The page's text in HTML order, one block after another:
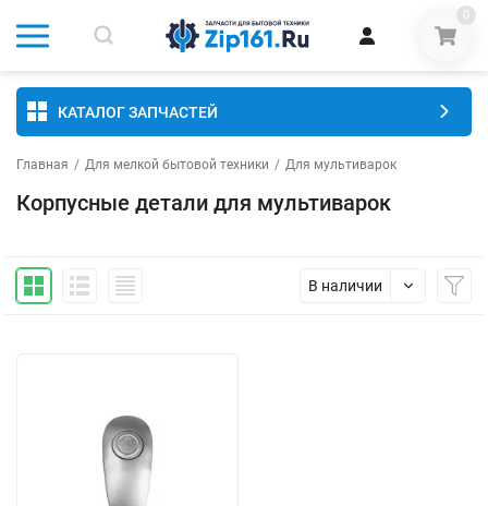
0
КАТАЛОГ ЗАПЧАСТЕЙ
Главная / Для мелкой бытовой техники / Для мультиварок
Корпусные детали для мультиварок
В наличии